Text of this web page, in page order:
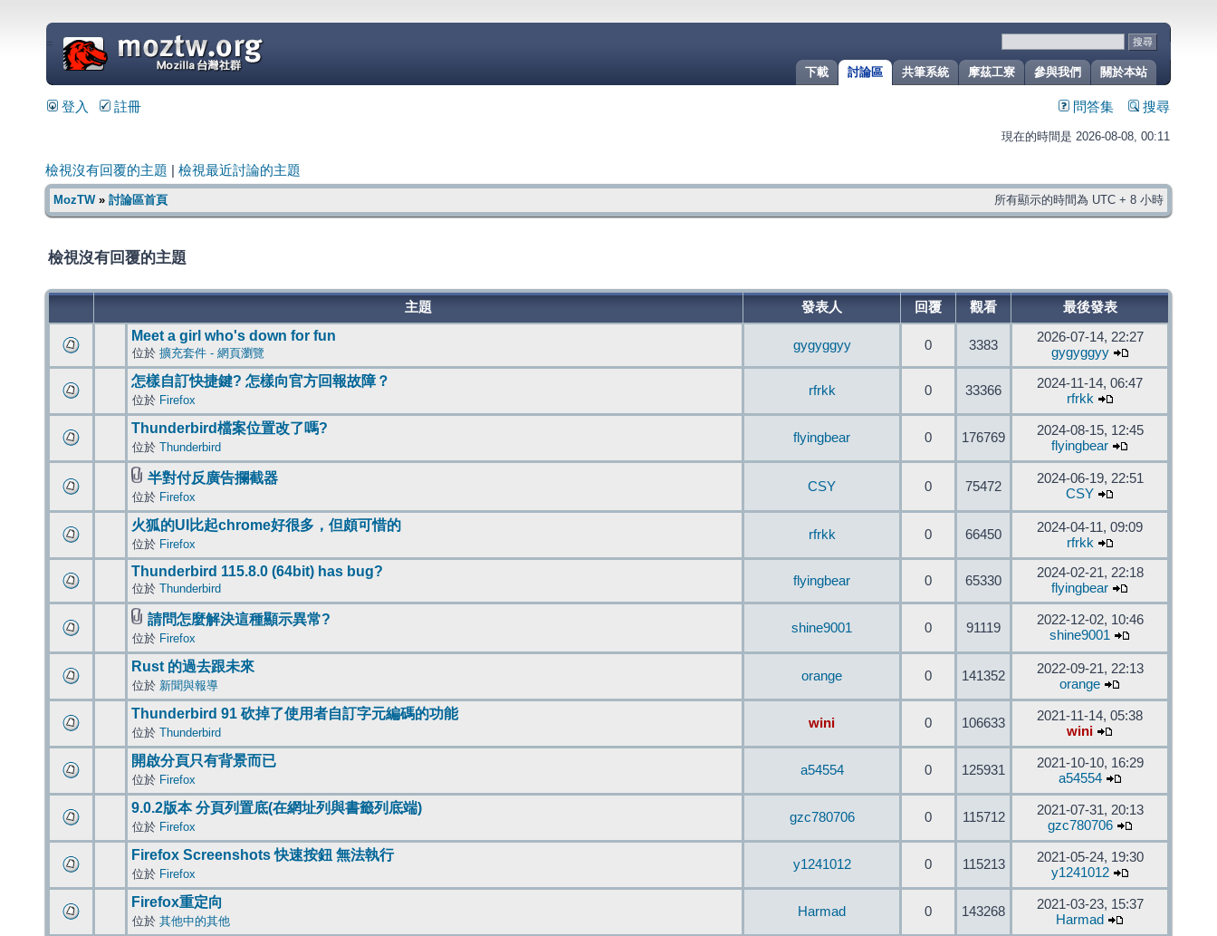
關於本站
參與我們
摩茲工寮
共筆系統
討論區
下載
=
登入 註冊 問答集 搜尋
現在的時間是 2026-08-08, 00:11
檢視沒有回覆的主題 檢視最近討論的主題
MozTW» 討論區首頁 所有顯示的時間為 UTC + 8 小時
檢視沒有回覆的主題
主題 發表人 回覆 觀看 最後發表
Meet a girl who's down for fun
位於 擴充套件 - 網頁瀏覽
gygyggyy 0 3383
2026-07-14, 22:27
gygyggyy
怎樣自訂快捷鍵? 怎樣向官方回報故障？
位於 Firefox
rfrkk 0 33366
2024-11-14, 06:47
rfrkk
Thunderbird檔案位置改了嗎?
位於 Thunderbird
flyingbear 0 176769
2024-08-15, 12:45
flyingbear
半對付反廣告攔截器
位於 Firefox
CSY 0 75472
2024-06-19, 22:51
CSY
火狐的UI比起chrome好很多，但頗可惜的
位於 Firefox
rfrkk 0 66450
2024-04-11, 09:09
rfrkk
Thunderbird 115.8.0 (64bit) has bug?
位於 Thunderbird
flyingbear 0 65330
2024-02-21, 22:18
flyingbear
請問怎麼解決這種顯示異常?
位於 Firefox
shine9001 0 91119
2022-12-02, 10:46
shine9001
Rust 的過去跟未來
位於 新聞與報導
orange 0 141352
2022-09-21, 22:13
orange
Thunderbird 91 砍掉了使用者自訂字元編碼的功能
位於 Thunderbird
wini 0 106633
2021-11-14, 05:38
wini
開啟分頁只有背景而已
位於 Firefox
a54554 0 125931
2021-10-10, 16:29
a54554
9.0.2版本 分頁列置底(在網址列與書籤列底端)
位於 Firefox
gzc780706 0 115712
2021-07-31, 20:13
gzc780706
Firefox Screenshots 快速按鈕 無法執行
位於 Firefox
y1241012 0 115213
2021-05-24, 19:30
y1241012
Firefox重定向
位於 其他中的其他
Harmad 0 143268
2021-03-23, 15:37
Harmad